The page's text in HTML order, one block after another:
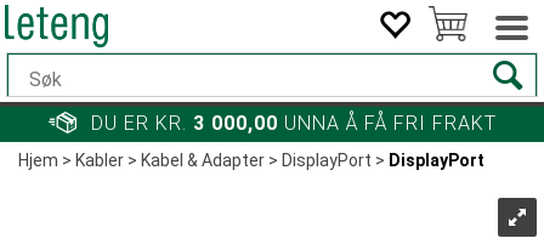
DU ER KR. 3 000,00 UNNA Å FÅ FRI FRAKT
Hjem>Kabler>Kabel & Adapter>DisplayPort> DisplayPort